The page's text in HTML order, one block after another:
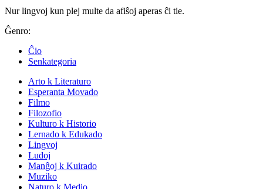
Nur lingvoj kun plej multe da afiŝoj aperas ĉi tie.
Ĝenro:
Ĉio
Senkategoria
Arto k Literaturo
Esperanta Movado
Filmo
Filozofio
Kulturo k Historio
Lernado k Edukado
Lingvoj
Ludoj
Manĝoj k Kuirado
Muziko
Naturo k Medio